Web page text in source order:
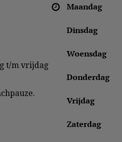
t/m vrijdag
Maandag
Dinsdag
Woensdag
Donderdag
Vrijdag
Zaterdag